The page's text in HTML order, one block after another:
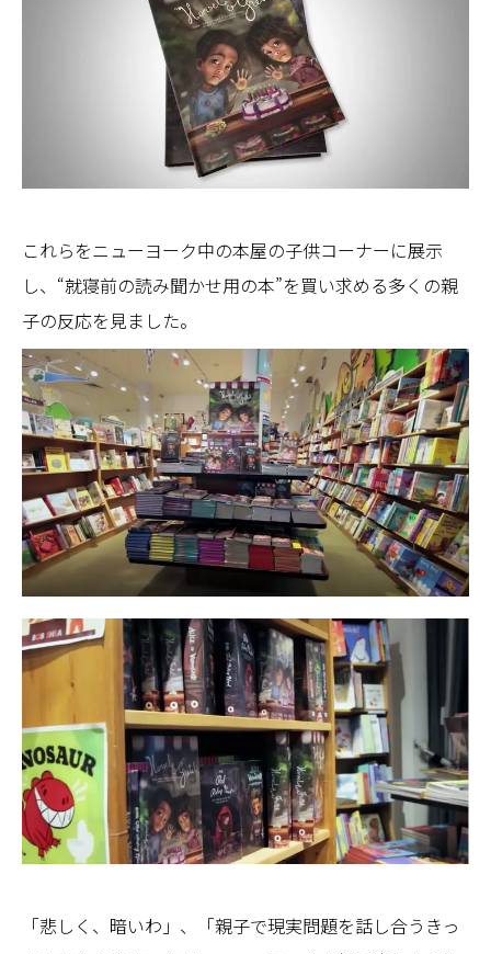
これらをニューヨーク中の本屋の子供コーナーに展示
し、“就寝前の読み聞かせ用の本”を買い求める多くの親
子の反応を見ました。
「悲しく、暗いわ」、「親子で現実問題を話し合うきっ